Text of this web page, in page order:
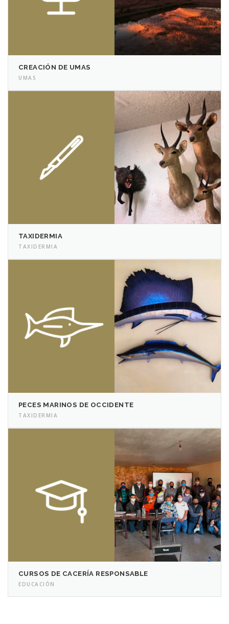
CREACIÓN DE UMAS
UMAS
TAXIDERMIA
TAXIDERMIA
PECES MARINOS DE OCCIDENTE
TAXIDERMIA
CURSOS DE CACERÍA RESPONSABLE
EDUCACIÓN